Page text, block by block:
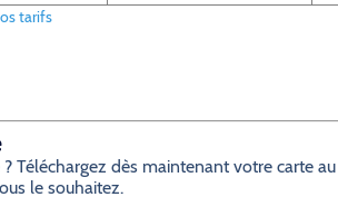
tarifs
Téléchargez dès maintenant votre carte
le souhaitez.